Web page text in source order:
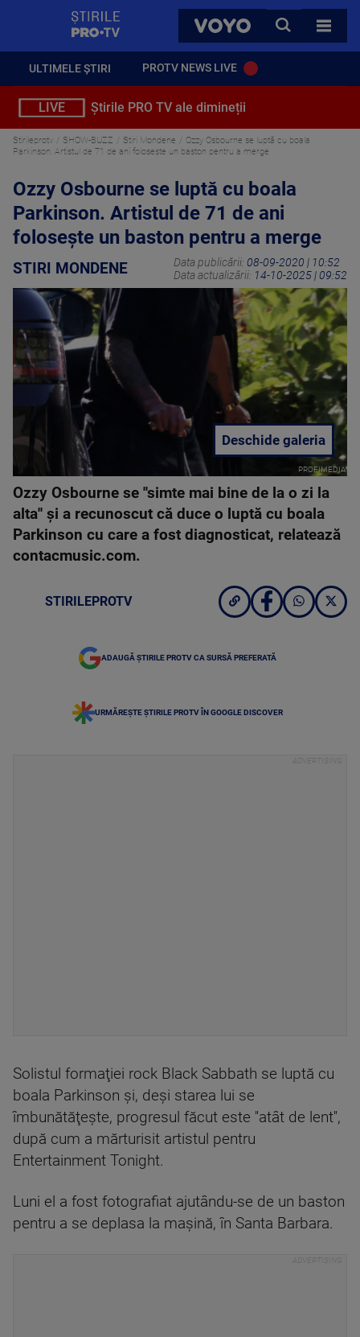
VOYO
CAUTA
TOATE
ULTIMELE ȘTIRI PROTV NEWS LIVE
LIVE Știrile PRO TV ale dimineții
Stirileprotv SHOW-BUZZ Stiri Mondene
Ozzy Osbourne se luptă cu boala
Parkinson. Artistul de 71 de ani folosește un baston pentru a merge
Ozzy Osbourne se luptă cu boala
Parkinson. Artistul de 71 de ani
folosește un baston pentru a merge
STIRI MONDENE Data publicării: 08-09-2020 | 10:52
Data actualizării: 14-10-2025 | 09:52
PROFIMEDIA
Deschide galeria
Ozzy Osbourne se ''simte mai bine de la o zi la
alta'' şi a recunoscut că duce o luptă cu boala
Parkinson cu care a fost diagnosticat, relatează
contacmusic.com.
STIRILEPROTV
ADAUGĂ ȘTIRILE PROTV CA SURSĂ PREFERATĂ
URMĂREȘTE ȘTIRILE PROTV ÎN GOOGLE DISCOVER
Solistul formaţiei rock Black Sabbath se luptă cu
boala Parkinson şi, deşi starea lui se
îmbunătăţeşte, progresul făcut este ''atât de lent'',
după cum a mărturisit artistul pentru
Entertainment Tonight.
Luni el a fost fotografiat ajutându-se de un baston
pentru a se deplasa la mașină, în Santa Barbara.